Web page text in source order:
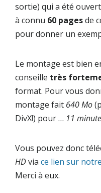
sortie) qui a été
à connu 60 pagesde
pour donner un
Le montage est bien
conseille très
format. Pour vous
montage fait 640 Mo
DivX!) pour … 11
Vous pouvez donc
HDvia ce lien sur
Merci à eux.